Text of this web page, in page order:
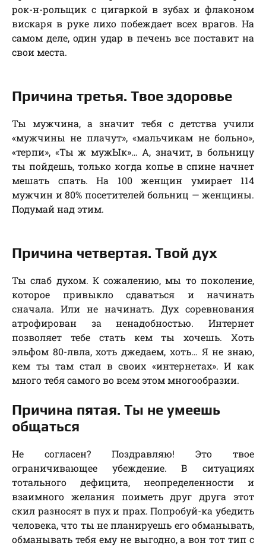
рок-н-рольщик с цигаркой в зубах и флаконом
вискаря в руке лихо побеждает всех врагов. На
самом деле, один удар в печень все поставит на
свои места.
Причина третья. Твое здоровье
Ты мужчина, а значит тебя с детства учили
«мужчины не плачут», «мальчикам не больно»,
«терпи», «Ты ж мужЫк»… А, значит, в больницу
ты пойдешь, только когда копье в спине начнет
мешать спать. На 100 женщин умирает 114
мужчин и 80% посетителей больниц — женщины.
Подумай над этим.
Причина четвертая. Твой дух
Ты слаб духом. К сожалению, мы то поколение,
которое привыкло сдаваться и начинать
сначала. Или не начинать. Дух соревнования
атрофирован за ненадобностью. Интернет
позволяет тебе стать кем ты хочешь. Хоть
эльфом 80-лвла, хоть джедаем, хоть… Я не знаю,
кем ты там стал в своих «интернетах». И как
много тебя самого во всем этом многообразии.
Причина пятая. Ты не умеешь
общаться
Не согласен? Поздравляю! Это твое
ограничивающее убеждение. В ситуациях
тотального дефицита, неопределенности и
взаимного желания поиметь друг друга этот
скил разносят в пух и прах. Попробуй-ка убедить
человека, что ты не планируешь его обманывать,
обманывать тебя ему не выгодно, а вон тот тип с